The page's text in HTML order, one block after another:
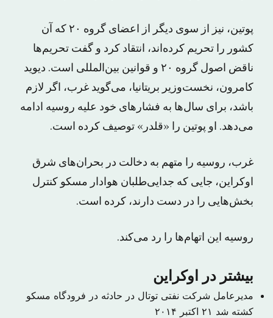
پوتین، نیز از سوی دیگر از اعضای گروه ۲۰ که آن
کشور را تحریم کرده‌اند، انتقاد کرد و گفت تحریم‌ها
ناقض اصول گروه ۲۰ و قوانین بین‌المللی است. دیوید
کامرون، نخست‌وزیر بریتانیا، می‌گوید غرب، اگر لازم
باشد، برای سال‌ها به فشارهای خود علیه روسیه ادامه
می‌دهد. او پوتین را «قلدر» توصیف کرده است.
غرب، روسیه را متهم به دخالت در بحران‌های شرق
اوکراین، جایی که جدایی‌طلبان هوادار مسکو کنترل
بخش‌هایی را در دست دارند، کرده است.
روسیه این اتهام‌ها را رد می‌کند.
بیشتر در اوکراین
مدیرعامل شرکت نفتی توتال در حادثه در فرودگاه مسکو
کشته شد ۲۱ اکتبر ۲۰۱۴